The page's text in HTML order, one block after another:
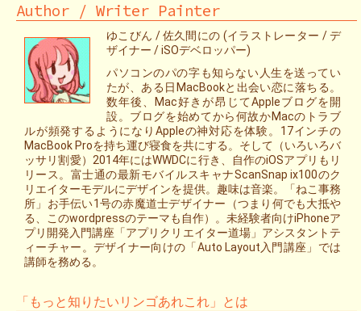
Author / Writer Painter
ゆこびん / 佐久間にの (イラストレーター / デ
ザイナー / iSOデベロッパー)
パソコンのパの字も知らない人生を送ってい
たが、ある日MacBookと出会い恋に落ちる。
数年後、Mac好きが昂じてAppleブログを開
設。ブログを始めてから何故かMacのトラブ
ルが頻発するようになりAppleの神対応を体験。17インチの
MacBook Proを持ち運び寝食を共にする。そして（いろいろバ
ッサリ割愛）2014年にはWWDCに行き、自作のiOSアプリもリ
リース。富士通の最新モバイルスキャナScanSnap ix100のク
リエイターモデルにデザインを提供。趣味は音楽。「ねこ事務
所」お手伝い1号の赤魔道士デザイナー（つまり何でも大抵や
る、このwordpressのテーマも自作）。未経験者向けiPhoneア
プリ開発入門講座「アプリクリエイター道場」アシスタントテ
ィーチャー。デザイナー向けの「Auto Layout入門講座」では
講師を務める。
「もっと知りたいリンゴあれこれ」とは